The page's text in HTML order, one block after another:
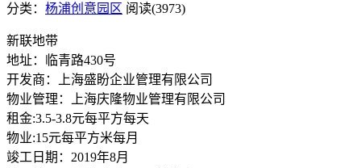
分类： 杨浦创意园区 阅读(3973)
新联地带
地址：临青路430号
开发商：上海盛盼企业管理有限公司
物业管理：上海庆隆物业管理有限公司
租金:3.5-3.8元每平方每天
物业:15元每平方米每月
竣工日期：2019年8月